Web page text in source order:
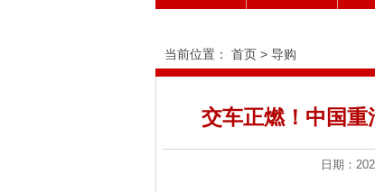
当前位置： 首页 > 导购
交车正燃！中国
日期：